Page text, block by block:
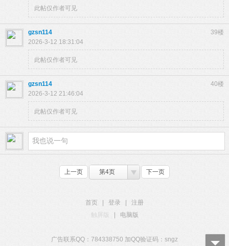
此帖仅作者可见
39楼
gzsn114
2026-3-12 18:31:04
此帖仅作者可见
40楼
gzsn114
2026-3-12 21:46:04
此帖仅作者可见
上一页 第4页 下一页
首页 登录
注册
触屏版
电脑版
广告联系QQ：784338750 加QQ验证码：sngz